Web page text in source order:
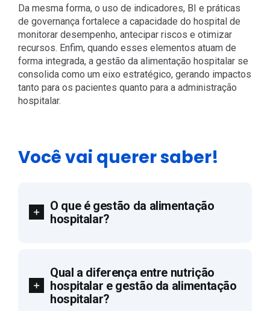
Da mesma forma, o uso de indicadores, BI e práticas
de governança fortalece a capacidade do hospital de
monitorar desempenho, antecipar riscos e otimizar
recursos. Enfim, quando esses elementos atuam de
forma integrada, a gestão da alimentação hospitalar se
consolida como um eixo estratégico, gerando impactos
tanto para os pacientes quanto para a administração
hospitalar.
Você vai querer saber!
O que é gestão da alimentação
hospitalar?
Qual a diferença entre nutrição
hospitalar e gestão da alimentação
hospitalar?